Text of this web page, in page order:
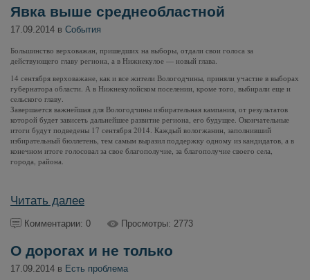
Явка выше среднеобластной
17.09.2014 в События
Большинство верховажан, пришедших на выборы, отдали свои голоса за
действующего главу региона, а в Нижнекулое — новый глава.
14 сентября верховажане, как и все жители Вологодчины, приняли участие в выборах
губернатора области. А в Нижнекулойском поселении, кроме того, выбирали еще и
сельского главу.
Завершается важнейшая для Вологодчины избирательная кампания, от результатов
которой будет зависеть дальнейшее развитие региона, его будущее. Окончательные
итоги будут подведены 17 сентября 2014. Каждый вологжанин, заполнивший
избирательный бюллетень, тем самым выразил поддержку одному из кандидатов, а в
конечном итоге голосовал за свое благополучие, за благополучие своего села,
города, района.
Читать далее
Комментарии: 0 Просмотры: 2773
О дорогах и не только
17.09.2014 в Есть проблема